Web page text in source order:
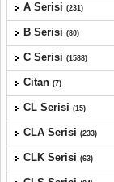
A Serisi (231)
B Serisi (80)
C Serisi (1588)
Citan (7)
CL Serisi (15)
CLA Serisi (233)
CLK Serisi (63)